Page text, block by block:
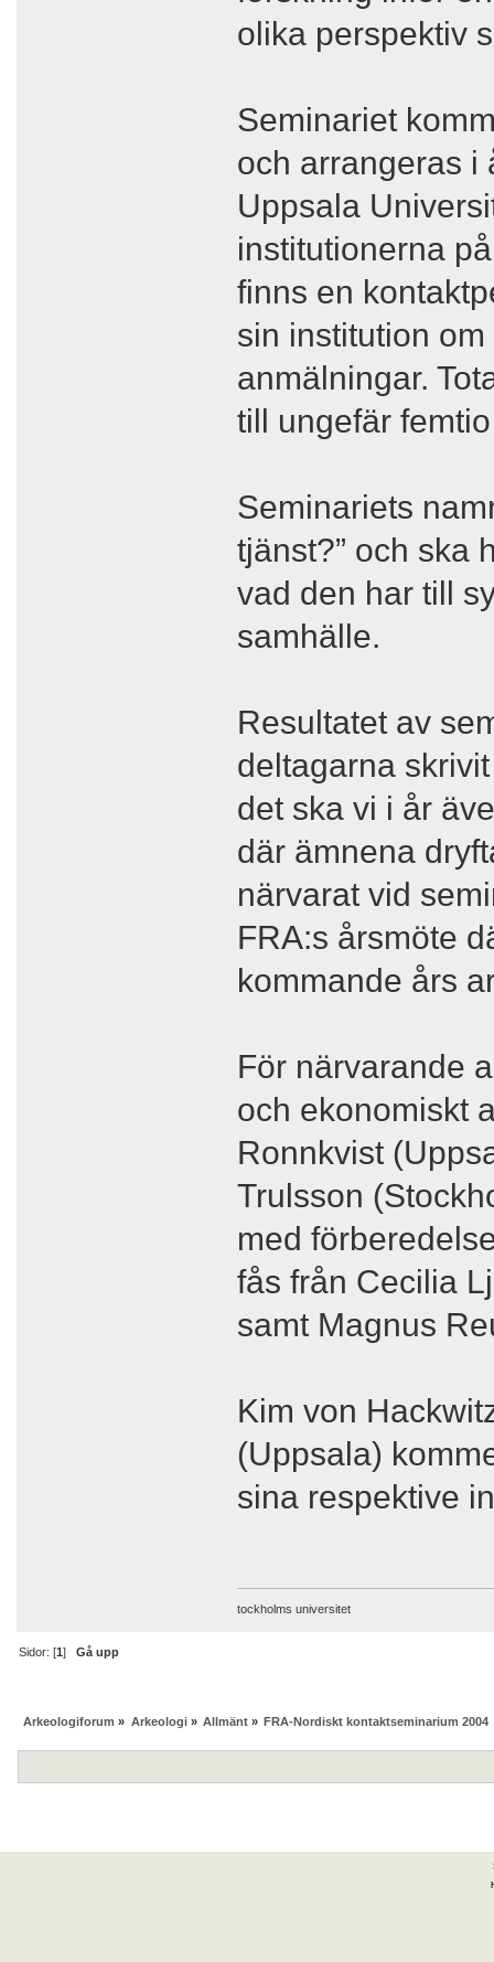
olika perspektiv
Seminariet
och arrangeras i
Uppsala
institutionerna
finns en
sin institution
anmälningar.
till ungefär
Seminariets
tjänst?” och ska
vad den har till
samhälle.
Resultatet av
deltagarna
det ska vi i år
där ämnena
närvarat vid
FRA:s årsmöte
kommande års
För närvarande
och ekonomiskt
Ronnkvist
Trulsson
med
fås från Cecilia
samt Magnus
Kim von
(Uppsala)
sina respektive
tockholms universitet
Sidor: [1]Gå upp
Arkeologiforum » Arkeologi» Allmänt» FRA-Nordiskt kontaktseminarium 2004